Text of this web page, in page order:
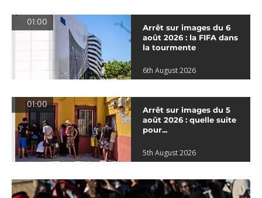
01:00
Arrêt sur images du 6
août 2026 : la FIFA dans
la tourmente
6th August 2026
01:00
Arrêt sur images du 5
août 2026 : quelle suite
pour...
5th August 2026